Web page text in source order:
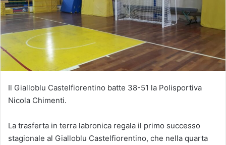
Il Gialloblu Castelfiorentino batte 38-51 la Polisportiva
Nicola Chimenti.
La trasferta in terra labronica regala il primo successo
stagionale al Gialloblu Castelfiorentino, che nella quarta